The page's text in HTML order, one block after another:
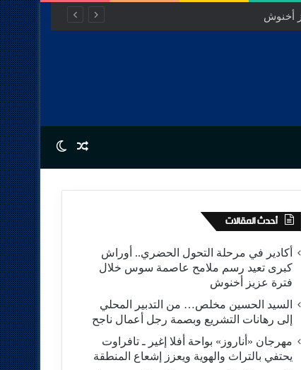
Random Article
Switch skin
أحدث المقالات
أكادير في مرحلة التحول الحضري.. أوراش
كبرى تعيد رسم ملامح عاصمة سوس خلال
فترة عزيز أخنوش
السيد الحسين مخلص… من التدبير المحلي
إلى رهانات التشريع وبصمة رجل أعمال ناجح
مهرجان «أناروز» بواحة أفلا إغير ـ تافراوت
يحتفي بالتراث والهوية ويعزز إشعاع المنطقة